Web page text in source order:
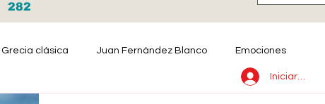
282
Grecia clásica Juan Fernández Blanco Emociones
Iniciar sesión